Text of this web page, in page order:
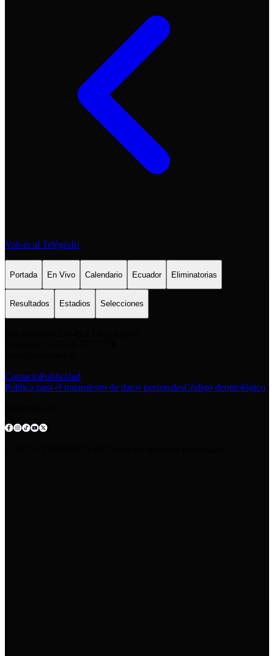
Volver al Telégrafo
Portada En Vivo Calendario Ecuador Eliminatorias
Resultados Estadios Selecciones
ContactoPublicidad
Política para el tratamiento de datos personalesCódigo deontológico